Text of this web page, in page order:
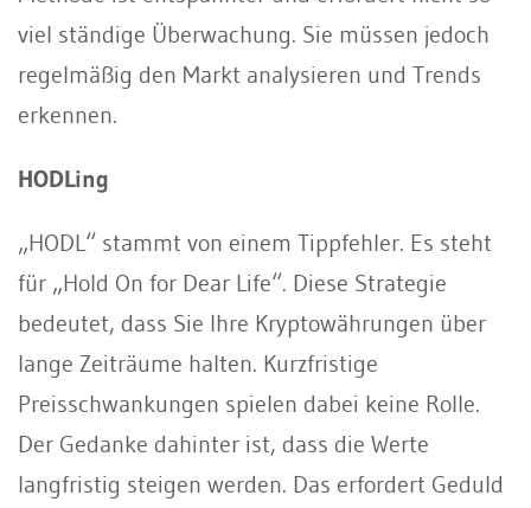
viel ständige Überwachung. Sie müssen jedoch
regelmäßig den Markt analysieren und Trends
erkennen.
HODLing
„HODL“ stammt von einem Tippfehler. Es steht
für „Hold On for Dear Life“. Diese Strategie
bedeutet, dass Sie Ihre Kryptowährungen über
lange Zeiträume halten. Kurzfristige
Preisschwankungen spielen dabei keine Rolle.
Der Gedanke dahinter ist, dass die Werte
langfristig steigen werden. Das erfordert Geduld